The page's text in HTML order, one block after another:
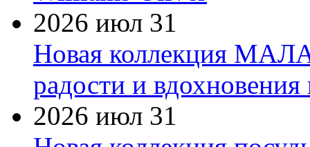
2026 июл 31
Новая коллекция
радости и
2026 июл 31